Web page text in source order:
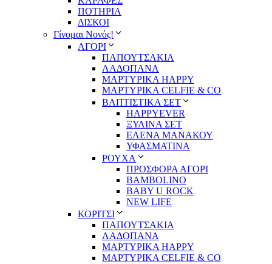
ΠΟΤΗΡΙΑ
ΔΙΣΚΟΙ
Γίνομαι Νονός!
ΑΓΟΡΙ
ΠΑΠΟΥΤΣΑΚΙΑ
ΛΑΔΟΠΑΝΑ
ΜΑΡΤΥΡΙΚΑ HAPPY
ΜΑΡΤΥΡΙΚΑ CELFIE & CO
ΒΑΠΤΙΣΤΙΚΑ ΣΕΤ
HAPPYEVER
ΞΥΛΙΝΑ ΣΕΤ
ΕΛΕΝΑ ΜΑΝΑΚΟΥ
ΥΦΑΣΜΑΤΙΝΑ
ΡΟΥΧΑ
ΠΡΟΣΦΟΡΑ ΑΓΟΡΙ
BAMBOLINO
BABY U ROCK
NEW LIFE
ΚΟΡΙΤΣΙ
ΠΑΠΟΥΤΣΑΚΙΑ
ΛΑΔΟΠΑΝΑ
ΜΑΡΤΥΡΙΚΑ HAPPY
ΜΑΡΤΥΡΙΚΑ CELFIE & CO